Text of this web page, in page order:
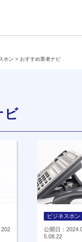
ホン > おすすめ業者ナビ
ビ
ビジネスホン
公開日：
5.08.22